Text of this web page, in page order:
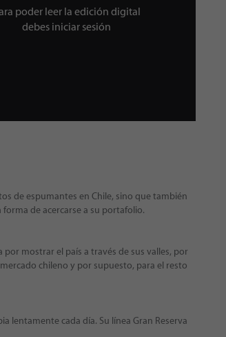
poder leer la edición digital
debes iniciar sesión
de espumantes en Chile, sino que también
de acercarse a su portafolio.
mostrar el país a través de sus valles, por
chileno y por supuesto, para el resto
lentamente cada día. Su línea Gran Reserva